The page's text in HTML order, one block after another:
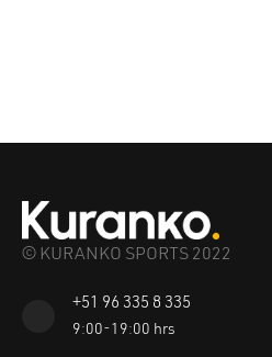
© KURANKO SPORTS 2022
+51 96 335 8 335
9:00-19:00 hrs